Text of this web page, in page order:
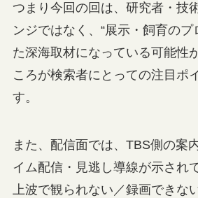
つまり今回の回は、研究者・技
ンジではなく、“展示・飼育のプ
た深海取材になっている可能性
ころが検索者にとっての注目ポ
す。
また、配信面では、TBS側の案
イム配信・見逃し導線が示され
上波で観られない／録画できな